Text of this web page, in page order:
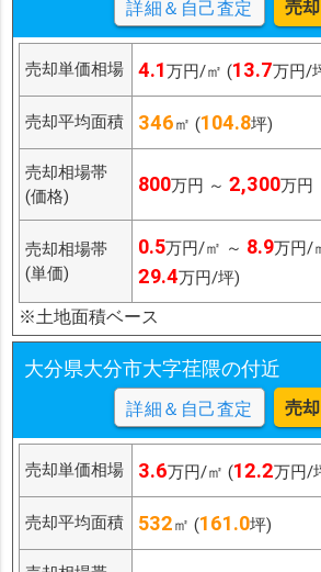
詳細＆自己査定 売
売却単価相場 4.1万円/㎡ (13.7万円/
売却平均面積 346㎡ (104.8坪)
売却相場帯
(価格)
800万円 ～ 2,300万円
売却相場帯
(単価)
0.5万円/㎡ ～ 8.9万円/
29.4万円/坪)
※土地面積ベース
大分県大分市大字荏隈の付近
詳細＆自己査定 売
売却単価相場 3.6万円/㎡ (12.2万円/
売却平均面積 532㎡ (161.0坪)